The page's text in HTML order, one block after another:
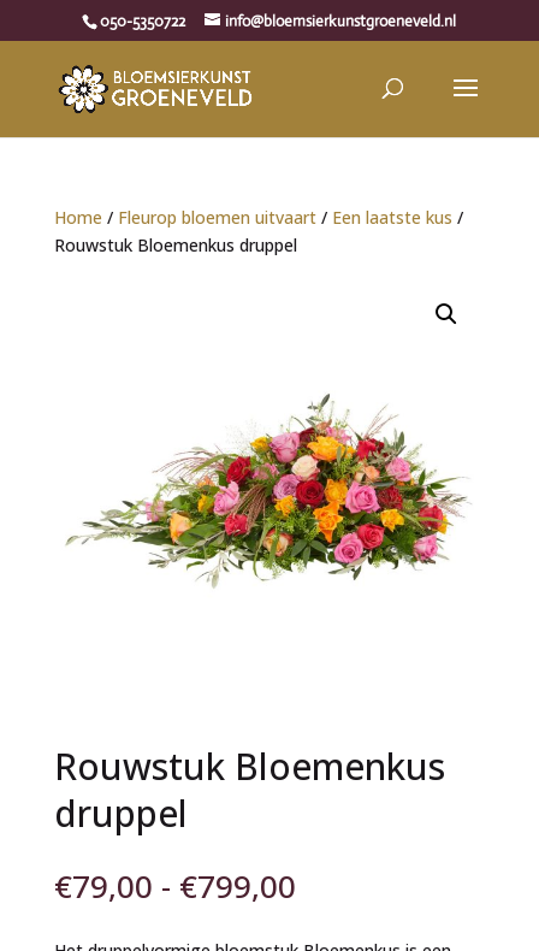
050-5350722 info@bloemsierkunstgroeneveld.nl
Home / Fleurop bloemen uitvaart/ Een laatste kus /
Rouwstuk Bloemenkus druppel
Rouwstuk Bloemenkus
druppel
€79,00 - €799,00Prijsklasse:
tot